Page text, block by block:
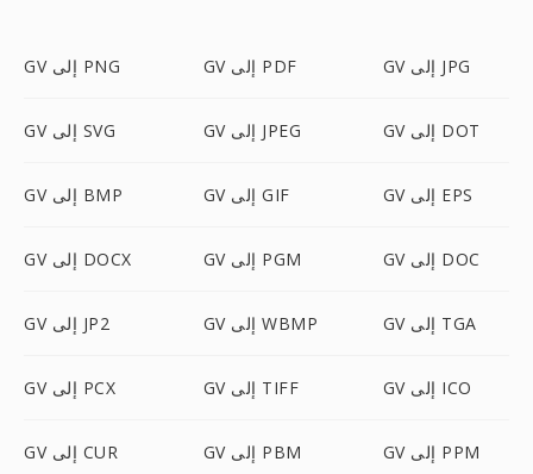
GV إلى PNG GV إلى PDF GV إلى JPG
GV إلى SVG GV إلى JPEG GV إلى DOT
GV إلى BMP GV إلى GIF GV إلى EPS
GV إلى DOCX GV إلى PGM GV إلى DOC
GV إلى JP2 GV إلى WBMP GV إلى TGA
GV إلى PCX GV إلى TIFF GV إلى ICO
GV إلى CUR GV إلى PBM GV إلى PPM